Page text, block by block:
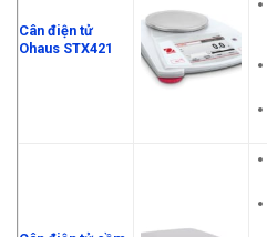
Cân điện tử
Ohaus STX421